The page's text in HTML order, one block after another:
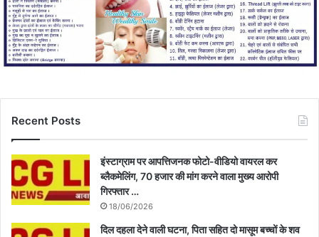
Recent Posts
इंस्टाग्राम पर आपत्तिजनक फोटो-वीडियो वायरल कर
ब्लैकमेलिंग, 70 हजार की मांग करने वाला मुख्य आरोपी
गिरफ्तार …
18/06/2026
दिल दहला देने वाली घटना, पिता सहित दो मासूम बच्चों के शव